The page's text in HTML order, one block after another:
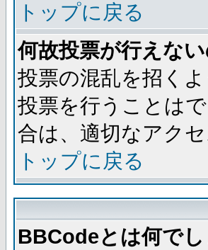
トップに戻る
何故投票が行えな
投票の混乱を招く
投票を行うことは
合は、適切なアク
トップに戻る
BBCodeとは何でし